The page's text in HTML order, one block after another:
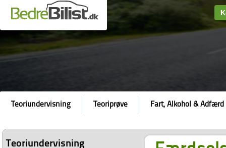
Teoriundervisning Teoriprøve Fart, Alkohol & Adfærd
Teoriundervisning